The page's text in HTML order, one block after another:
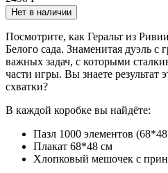
Нет в наличии
Посмотрите, как Геральт из
Белого сада. Знаменитая дуэль
важных задач, с которыми
части игры. Вы знаете результат
схватки?
В каждой коробке вы найдёте:
Пазл 1000 элементов
Плакат 68*48 см
Хлопковый мешочек с